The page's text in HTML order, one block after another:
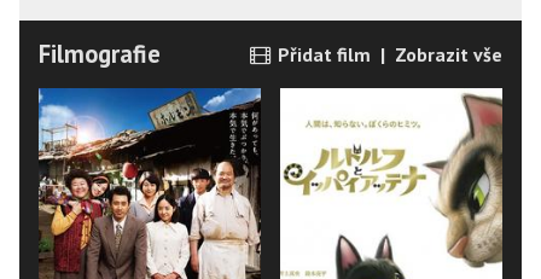
Filmografie Přidat film | Zobrazit vše